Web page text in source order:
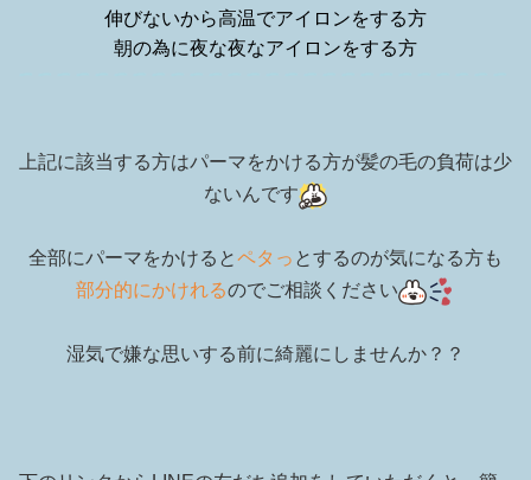
伸びないから高温でアイロンをする方
朝の為に夜な夜なアイロンをする方
上記に該当する方はパーマをかける方が髪の毛の負荷は少
ないんです
全部にパーマをかけるとペタっ とするのが気になる方も
部分的にかけれるのでご相談ください
湿気で嫌な思いする前に綺麗にしませんか？？